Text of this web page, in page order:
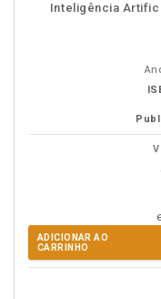
Inteligência
ADICIONAR AO
CARRINHO